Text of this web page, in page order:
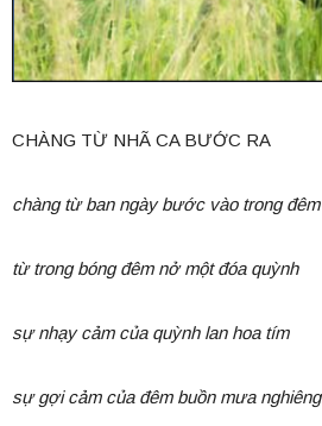
CHÀNG TỪ NHÃ CA BƯỚC RA
chàng từ ban ngày bước vào trong đêm
từ trong bóng đêm nở một đóa quỳnh
sự nhạy cảm của quỳnh lan hoa tím
sự gợi cảm của đêm buồn mưa nghiêng